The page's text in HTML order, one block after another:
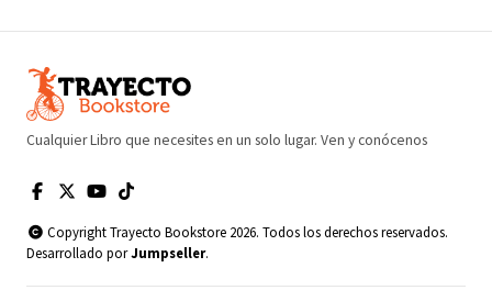
Cualquier Libro que necesites en un solo lugar. Ven y conócenos
Copyright Trayecto Bookstore 2026. Todos los derechos reservados.
Desarrollado porJumpseller.